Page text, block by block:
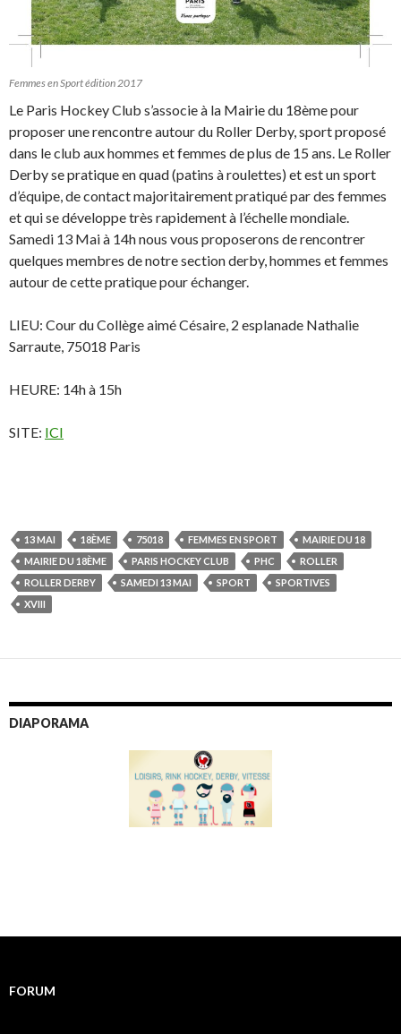
Femmes en Sport édition 2017
Le Paris Hockey Club s’associe à la Mairie du 18ème pour
proposer une rencontre autour du Roller Derby, sport proposé
dans le club aux hommes et femmes de plus de 15 ans. Le Roller
Derby se pratique en quad (patins à roulettes) et est un sport
d’équipe, de contact majoritairement pratiqué par des femmes
et qui se développe très rapidement à l’échelle mondiale.
Samedi 13 Mai à 14h nous vous proposerons de rencontrer
quelques membres de notre section derby, hommes et femmes
autour de cette pratique pour échanger.
LIEU: Cour du Collège aimé Césaire, 2 esplanade Nathalie
Sarraute, 75018 Paris
HEURE: 14h à 15h
SITE: ICI
13 MAI 18ÈME 75018 FEMMES EN SPORT
MAIRIE DU 18
MAIRIE DU 18ÈME
PARIS HOCKEY CLUB PHC
ROLLER
ROLLER DERBY
SAMEDI 13 MAI SPORT
SPORTIVES
XVIII
DIAPORAMA
FORUM